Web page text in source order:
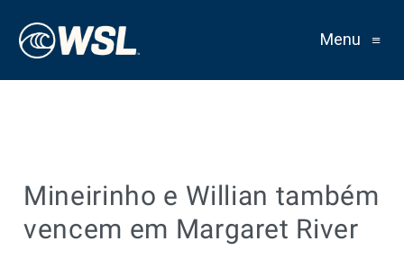
Menu ≡
Mineirinho e Willian também
vencem em Margaret River